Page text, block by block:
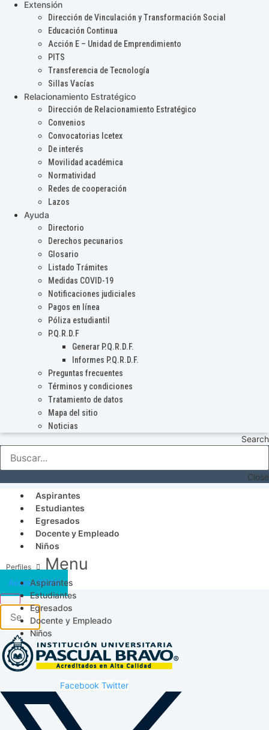
Extensión
Dirección de Vinculación y Transformación Social
Educación Continua
Acción E – Unidad de Emprendimiento
PITS
Transferencia de Tecnología
Sillas Vacías
Relacionamiento Estratégico
Dirección de Relacionamiento Estratégico
Convenios
Convocatorias Icetex
De interés
Movilidad académica
Normatividad
Redes de cooperación
Lazos
Ayuda
Directorio
Derechos pecunarios
Glosario
Listado Trámites
Medidas COVID-19
Notificaciones judiciales
Pagos en línea
Póliza estudiantil
P.Q.R.D.F
Generar P.Q.R.D.F.
Informes P.Q.R.D.F.
Preguntas frecuentes
Términos y condiciones
Tratamiento de datos
Mapa del sitio
Noticias
Search
Close
Aspirantes
Estudiantes
Egresados
Docente y Empleado
Niños
Menu
Aspirantes
Estudiantes
Egresados
Docente y Empleado
Niños
Acceso SICAU
Facebook Twitter